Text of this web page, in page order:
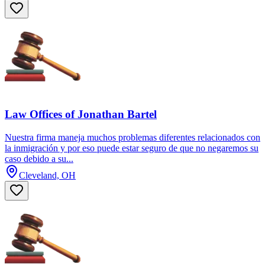
Law Offices of Jonathan Bartel
Nuestra firma maneja muchos problemas diferentes relacionados con
la inmigración y por eso puede estar seguro de que no negaremos su
caso debido a su...
Cleveland, OH